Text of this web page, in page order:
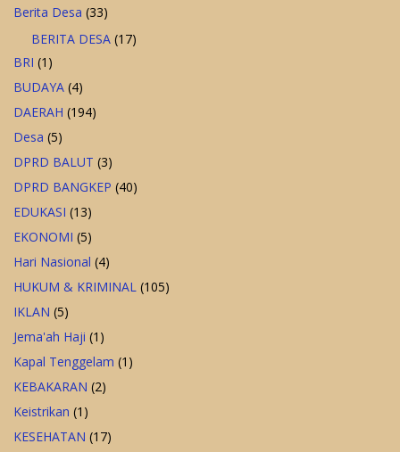
Berita Desa (33)
BERITA DESA (17)
BRI (1)
BUDAYA (4)
DAERAH (194)
Desa (5)
DPRD BALUT (3)
DPRD BANGKEP (40)
EDUKASI (13)
EKONOMI (5)
Hari Nasional (4)
HUKUM & KRIMINAL (105)
IKLAN (5)
Jema'ah Haji (1)
Kapal Tenggelam (1)
KEBAKARAN (2)
Keistrikan (1)
KESEHATAN (17)